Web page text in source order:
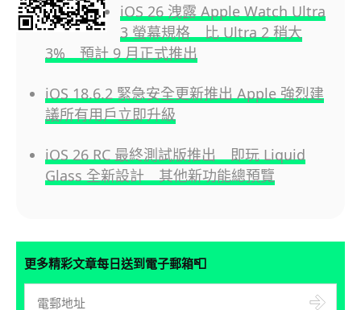
iOS 26 洩露 Apple Watch Ultra
3 螢幕規格 比 Ultra 2 稍大
3% 預計 9 月正式推出
iOS 18.6.2 緊急安全更新推出 Apple 強烈建
議所有用戶立即升級
iOS 26 RC 最終測試版推出 即玩 Liquid
Glass 全新設計 其他新功能總預覽
更多精彩文章每日送到電子郵箱📮